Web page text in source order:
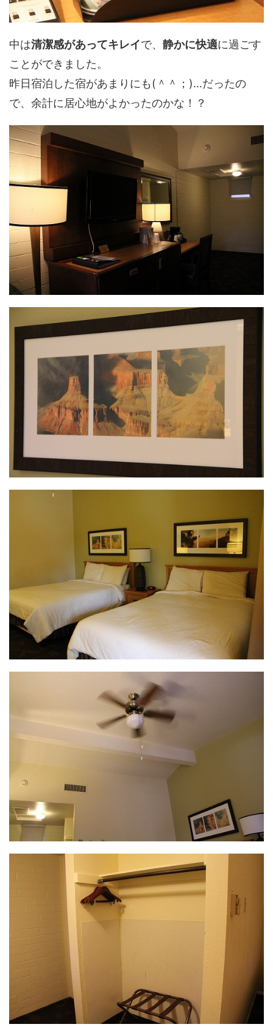
中は清潔感があってキレイで、 静かに快適に過ごす
ことができました。
昨日宿泊した宿があまりにも(＾＾；)…だったの
で、余計に居心地がよかったのかな！？